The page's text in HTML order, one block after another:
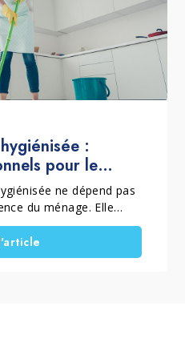
durée de vie.
:
pour le
ne dépend pas
du ménage. Elle
employée et des
lorsqu'il est
pour le